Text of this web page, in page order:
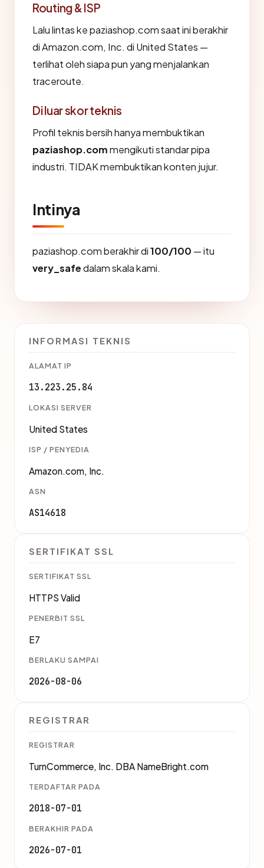
Routing & ISP
Lalu lintas ke paziashop.com saat ini berakhir
di Amazon.com, Inc. di United States —
terlihat oleh siapa pun yang menjalankan
traceroute.
Di luar skor teknis
Profil teknis bersih hanya membuktikan
paziashop.commengikuti standar pipa
industri. TIDAK membuktikan konten jujur.
Intinya
paziashop.com berakhir di100/100 — itu
very_safedalam skala kami.
INFORMASI TEKNIS
ALAMAT IP
13.223.25.84
LOKASI SERVER
United States
ISP / PENYEDIA
Amazon.com, Inc.
ASN
AS14618
SERTIFIKAT SSL
SERTIFIKAT SSL
HTTPS Valid
PENERBIT SSL
E7
BERLAKU SAMPAI
2026-08-06
REGISTRAR
REGISTRAR
TurnCommerce, Inc. DBA NameBright.com
TERDAFTAR PADA
2018-07-01
BERAKHIR PADA
2026-07-01